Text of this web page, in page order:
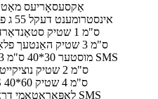
אַקסעסאָריעס